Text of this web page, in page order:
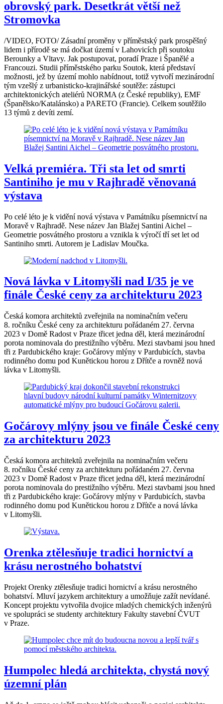
obrovský park. Desetkrát větší než
Stromovka
/VIDEO, FOTO/ Zásadní proměny v příměstský park prospěšný
lidem i přírodě se má dočkat území v Lahovicích při soutoku
Berounky a Vltavy. Jak postupovat, poradí Praze i Španělé a
Francouzi. Studii příměstského parku Soutok, která představí
možnosti, jež by území mohlo nabídnout, totiž vytvoří mezinárodní
tým vzešlý z urbanisticko-krajinářské soutěže: zástupci
architektonických ateliérů NORMA (z České republiky), EMF
(Španělsko/Katalánsko) a PARETO (Francie). Celkem soutěžilo
13 týmů z devíti zemí.
Velká premiéra. Tři sta let od smrti
Santiniho je mu v Rajhradě věnovaná
výstava
Po celé léto je k vidění nová výstava v Památníku písemnictví na
Moravě v Rajhradě. Nese název Jan Blažej Santini Aichel –
Geometrie posvátného prostoru a vznikla k výročí tří set let od
Santiniho smrti. Autorem je Ladislav Moučka.
Nová lávka v Litomyšli nad I/35 je ve
finále České ceny za architekturu 2023
Česká komora architektů zveřejnila na nominačním večeru
8. ročníku České ceny za architekturu pořádaném 27. června
2023 v Domě Radost v Praze třicet jedna děl, která mezinárodní
porota nominovala do prestižního výběru. Mezi stavbami jsou hned
tři z Pardubického kraje: Gočárovy mlýny v Pardubicích, stavba
rodinného domu pod Kunětickou horou z Dřítče a rovněž nová
lávka v Litomyšli.
Gočárovy mlýny jsou ve finále České ceny
za architekturu 2023
Česká komora architektů zveřejnila na nominačním večeru
8. ročníku České ceny za architekturu pořádaném 27. června
2023 v Domě Radost v Praze třicet jedna děl, která mezinárodní
porota nominovala do prestižního výběru. Mezi stavbami jsou hned
tři z Pardubického kraje: Gočárovy mlýny v Pardubicích, stavba
rodinného domu pod Kunětickou horou z Dřítče a nová lávka
v Litomyšli.
Orenka ztělesňuje tradici hornictví a
krásu nerostného bohatství
Projekt Orenky ztělesňuje tradici hornictví a krásu nerostného
bohatství. Mluví jazykem architektury a umožňuje zažít nevídané.
Koncept projektu vytvořila dvojice mladých chemických inženýrů
ve spolupráci se studenty architektury Fakulty stavební ČVUT
v Praze.
Humpolec hledá architekta, chystá nový
územní plán